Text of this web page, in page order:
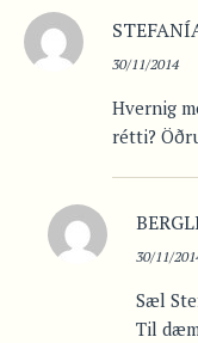
30/11/2014
Hvernig
rétti?
30/11/
Sæl
Til